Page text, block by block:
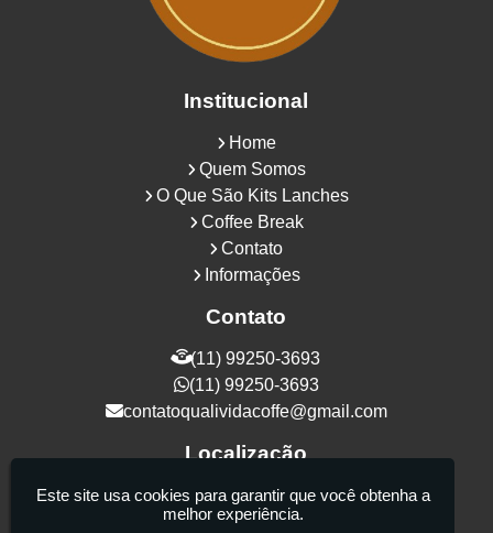
Institucional
Home
Quem Somos
O Que São Kits Lanches
Coffee Break
Contato
Informações
Contato
(11) 99250-3693
(11) 99250-3693
contatoqualividacoffe@gmail.com
Localização
Rua Samurais, 27 - Vila Maria Alta - São
Paulo / SP - CEP: 02130-080
Este site usa cookies para garantir que você obtenha a
melhor experiência.